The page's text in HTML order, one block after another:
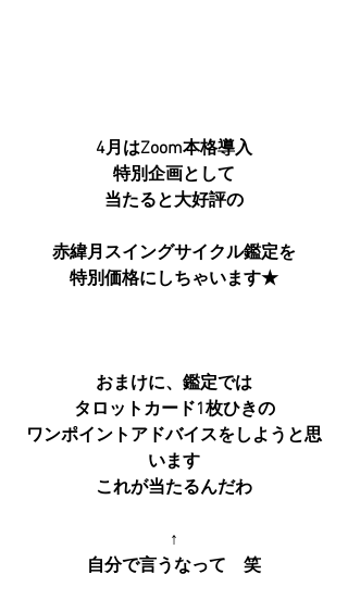
4月はZoom本格導入
特別企画として
当たると大好評の
赤緯月スイングサイクル鑑定を
特別価格にしちゃいます★
おまけに、鑑定では
タロットカード1枚ひきの
ワンポイントアドバイスをしようと思
います
これが当たるんだわ
↑
自分で言うなって　笑